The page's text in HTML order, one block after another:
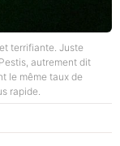
terrifiante. Juste
autrement dit
le même taux de
rapide.